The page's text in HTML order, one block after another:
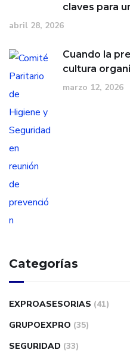
claves para
abril 28, 2026
Cuando la
cultura
marzo 12, 2026
Categorías
EXPROASESORIAS (41)
GRUPOEXPRO (35)
SEGURIDAD (33)